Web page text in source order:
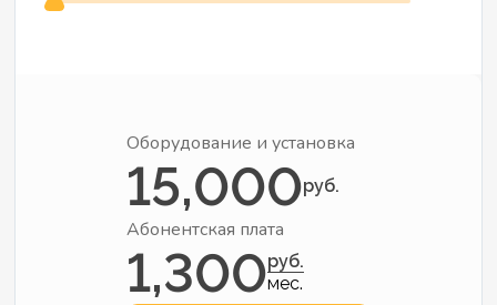
Оборудование и установка
15,000руб.
Абонентская плата
1,300руб.
мес.